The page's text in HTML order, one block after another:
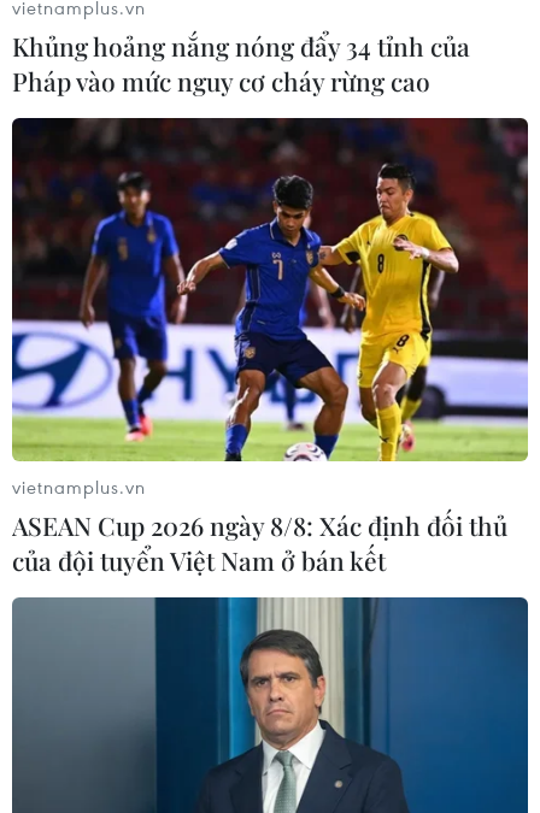
Chuẩn tướng Edgard Arevalo cho biết, cuộc tập trận
Balikatan diễn ra vào tháng 5, nằm trong thời gian mà
VFA còn hiệu lực nên không bị ảnh hưởng bởi quyết
định mới của Philippines
Điều gì sẽ xảy ra khi các lực lượng Mỹ phải
Việc không còn quyền tiếp cận các căn cứ quân sự của
Philippines sẽ đặt gánh nặng về hoạt động và hậu cần
lên 4 địa điểm hoạt động chính khác ở Hàn Quốc, Nhật
vietnamplus.vn
Khủng hoảng nắng nóng đẩy 34 tỉnh của
Pháp vào mức nguy cơ cháy rừng cao
vietnamplus.vn
ASEAN Cup 2026 ngày 8/8: Xác định đối thủ
của đội tuyển Việt Nam ở bán kết